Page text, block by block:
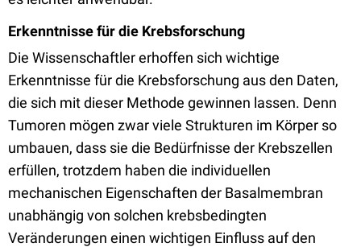
Erkenntnisse für die Krebsforschung
Die Wissenschaftler erhoffen sich wichtige
Erkenntnisse für die Krebsforschung aus den Daten,
die sich mit dieser Methode gewinnen lassen. Denn
Tumoren mögen zwar viele Strukturen im Körper so
umbauen, dass sie die Bedürfnisse der Krebszellen
erfüllen, trotzdem haben die individuellen
mechanischen Eigenschaften der Basalmembran
unabhängig von solchen krebsbedingten
Veränderungen einen wichtigen Einfluss auf den